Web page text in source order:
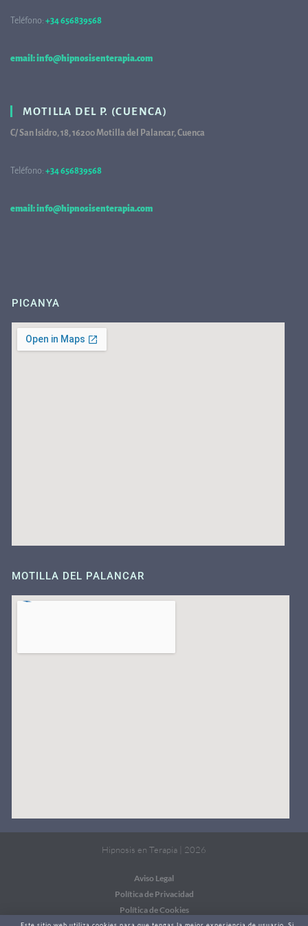
Teléfono: +34 656839568
email: info@hipnosisenterapia.com
MOTILLA DEL P. (CUENCA)
C/ San Isidro, 18, 16200 Motilla del Palancar, Cuenca
Teléfono: +34 656839568
email: info@hipnosisenterapia.com
PICANYA
MOTILLA DEL PALANCAR
Hipnosis en Terapia | 2026
Aviso Legal
Política de Privacidad
Política de Cookies